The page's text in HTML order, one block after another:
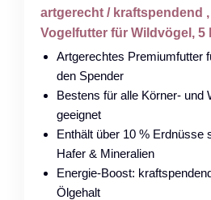
artgerecht / kraftspendend
Vogelfutter für Wildvögel, 5
Artgerechtes Premiumfutter
den Spender
Bestens für alle Körner- und
geeignet
Enthält über 10 % Erdnüsse
Hafer & Mineralien
Energie-Boost:
Ölgehalt